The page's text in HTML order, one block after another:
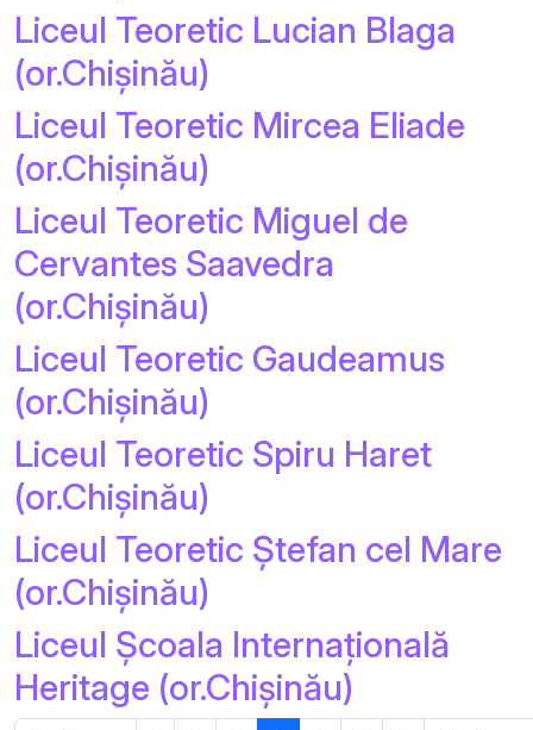
Liceul Teoretic Lucian Blaga
(or.Chișinău)
Liceul Teoretic Mircea Eliade
(or.Chișinău)
Liceul Teoretic Miguel de
Cervantes Saavedra
(or.Chișinău)
Liceul Teoretic Gaudeamus
(or.Chișinău)
Liceul Teoretic Spiru Haret
(or.Chișinău)
Liceul Teoretic Ștefan cel Mare
(or.Chișinău)
Liceul Școala Internațională
Heritage (or.Chișinău)